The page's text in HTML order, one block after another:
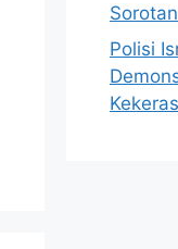
Polisi